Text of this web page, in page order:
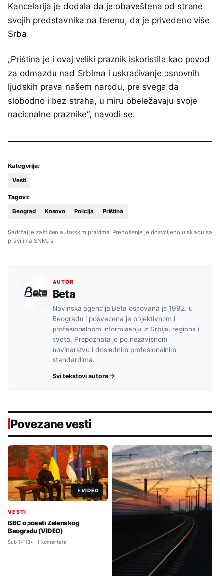
Kancelarija je dodala da je obaveštena od strane
svojih predstavnika na terenu, da je privedeno više
Srba.
„Priština je i ovaj veliki praznik iskoristila kao povod
za odmazdu nad Srbima i uskraćivanje osnovnih
ljudskih prava našem narodu, pre svega da
slobodno i bez straha, u miru obeležavaju svoje
nacionalne praznike“, navodi se.
Kategorija:
Vesti
Tagovi:
Beograd Kosovo Policija Priština
Sadržaj je zaštićen autorskim pravima. Prenošenje je dozvoljeno u skladu sa
pravilima SNM.rs.
AUTOR
Beta
Novinska agencija Beta osnovana je 1992. u
Beogradu i posvećena je objektivnom i
profesionalnom informisanju iz Srbije, regiona i
sveta. Prepoznata je po nezavisnom
novinarstvu i doslednim profesionalnim
standardima.
Svi tekstovi autora
Povezane vesti
VIDEO
VESTI
BBC o poseti Zelenskog
Beogradu (VIDEO)
Sub 14:13 1 komentara